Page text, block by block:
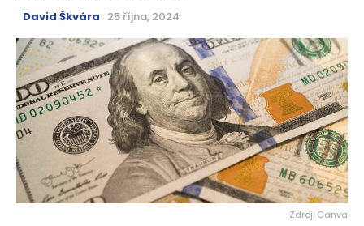
David Škvára 25 října, 2024
Zdroj: Canva